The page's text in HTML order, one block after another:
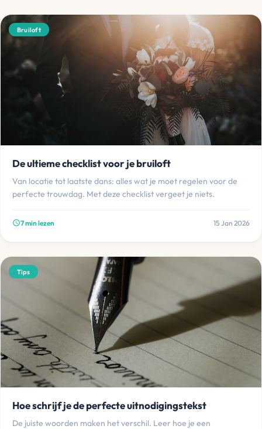
Bruiloft
De ultieme checklist voor je bruiloft
Van locatie tot laatste dans: alles wat je moet regelen voor de
perfecte trouwdag. Met deze checklist vergeet je niets.
schedule7 min lezen 15 Jan 2026
Tips
Hoe schrijf je de perfecte uitnodigingstekst
De juiste woorden maken het verschil. Leer hoe je een